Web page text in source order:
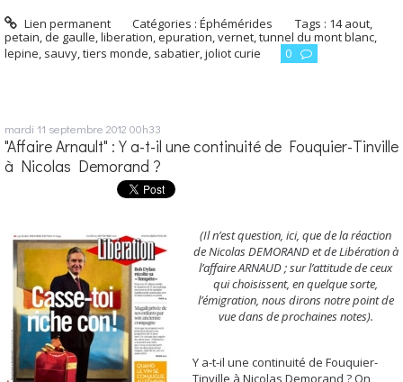
Lien permanent Catégories :Éphémérides Tags : 14 aout,
petain, de gaulle,liberation,epuration,vernet,tunnel du mont blanc,
lepine, sauvy,tiers monde, sabatier,joliot curie 0
mardi 11 septembre 2012 00h33
"Affaire Arnault" : Y a-t-il une continuité de Fouquier-Tinville
à Nicolas Demorand ?
(Il n’est question, ici, que de la réaction
de Nicolas DEMORAND et de Libération à
l’affaire ARNAUD ; sur l’attitude de ceux
qui choisissent, en quelque sorte,
l’émigration, nous dirons notre point de
vue dans de prochaines notes).
Y a-t-il une continuité de Fouquier-
Tinville à Nicolas Demorand ? On